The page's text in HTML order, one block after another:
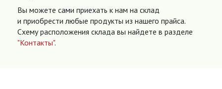
Вы можете сами приехать к нам на склад
и приобрести любые продукты из нашего прайса.
Схему расположения склада вы найдете в разделе
"Контакты".